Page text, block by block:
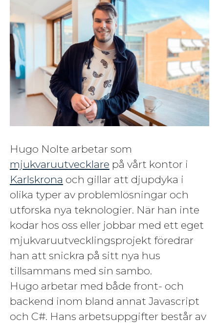
Hugo Nolte arbetar som
mjukvaruutvecklare på vårt kontor i
Karlskrona och gillar att djupdyka i
olika typer av problemlösningar och
utforska nya teknologier. När han inte
kodar hos oss eller jobbar med ett eget
mjukvaruutvecklingsprojekt föredrar
han att snickra på sitt nya hus
tillsammans med sin sambo.
Hugo arbetar med både front- och
backend inom bland annat Javascript
och C#. Hans arbetsuppgifter består av